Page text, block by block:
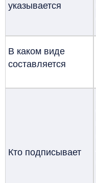
указывается
В каком виде
составляется
Кто подписывает